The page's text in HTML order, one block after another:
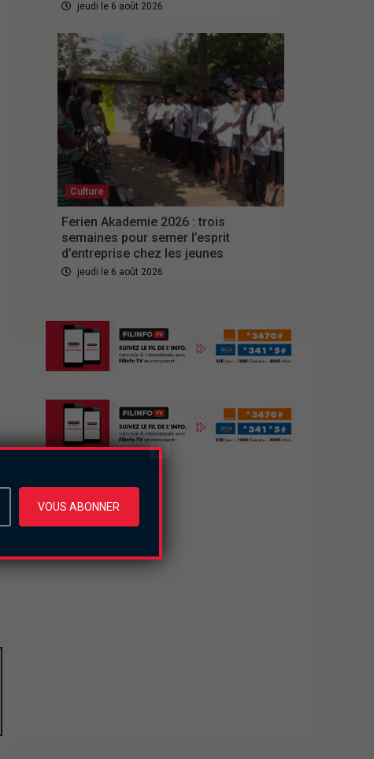
jeudi le 6 août 2026
Culture
Ferien Akademie 2026 : trois
semaines pour semer l’esprit
d’entreprise chez les jeunes
jeudi le 6 août 2026
VOUS ABONNER